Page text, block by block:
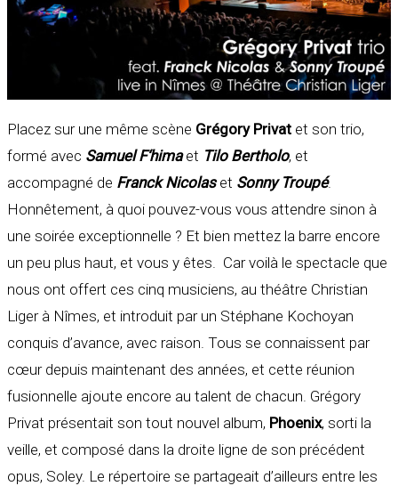
Placez sur une même scène Grégory Privat et son trio,
formé avec Samuel F‘himaet Tilo Bertholo, et
accompagné de Franck Nicolaset Sonny Troupé.
Honnêtement, à quoi pouvez-vous vous attendre sinon à
une soirée exceptionnelle ? Et bien mettez la barre encore
un peu plus haut, et vous y êtes. Car voilà le spectacle que
nous ont offert ces cinq musiciens, au théâtre Christian
Liger à Nîmes, et introduit par un Stéphane Kochoyan
conquis d’avance, avec raison. Tous se connaissent par
cœur depuis maintenant des années, et cette réunion
fusionnelle ajoute encore au talent de chacun. Grégory
Privat présentait son tout nouvel album, Phoenix, sorti la
veille, et composé dans la droite ligne de son précédent
opus, Soley. Le répertoire se partageait d’ailleurs entre les